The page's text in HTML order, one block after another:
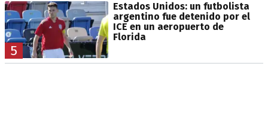
5
Estados Unidos: un futbolista
argentino fue detenido por el
ICE en un aeropuerto de
Florida